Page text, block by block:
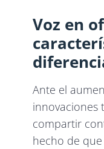
Voz en
Ante el
innovaciones
compartir
hecho de que